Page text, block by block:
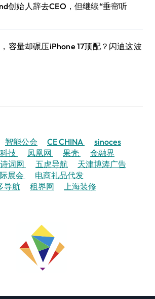
创始人辞去CEO，但继续“垂帘听
容量却碾压iPhone 17顶配？闪迪这波
智能公会 CE CHINA
sinoces
技 凤凰网 果壳
金融界
词网 五虎导航
天津博涛广告
展会
电商礼品代发
导航 租界网 上海装修